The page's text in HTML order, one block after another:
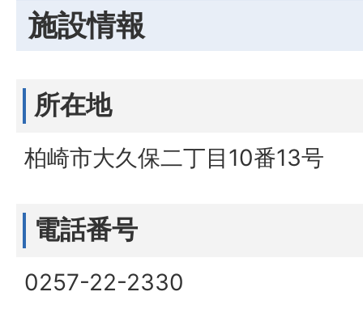
施設情報
所在地
柏崎市大久保二丁目10番13号
電話番号
0257-22-2330